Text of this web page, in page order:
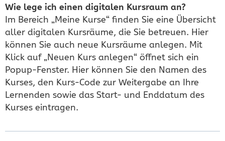
Wie lege ich einen digitalen Kursraum an?
Im Bereich „Meine Kurse“ finden Sie eine Übersicht
aller digitalen Kursräume, die Sie betreuen. Hier
können Sie auch neue Kursräume anlegen. Mit
Klick auf „Neuen Kurs anlegen“ öffnet sich ein
Popup-Fenster. Hier können Sie den Namen des
Kurses, den Kurs-Code zur Weitergabe an Ihre
Lernenden sowie das Start- und Enddatum des
Kurses eintragen.